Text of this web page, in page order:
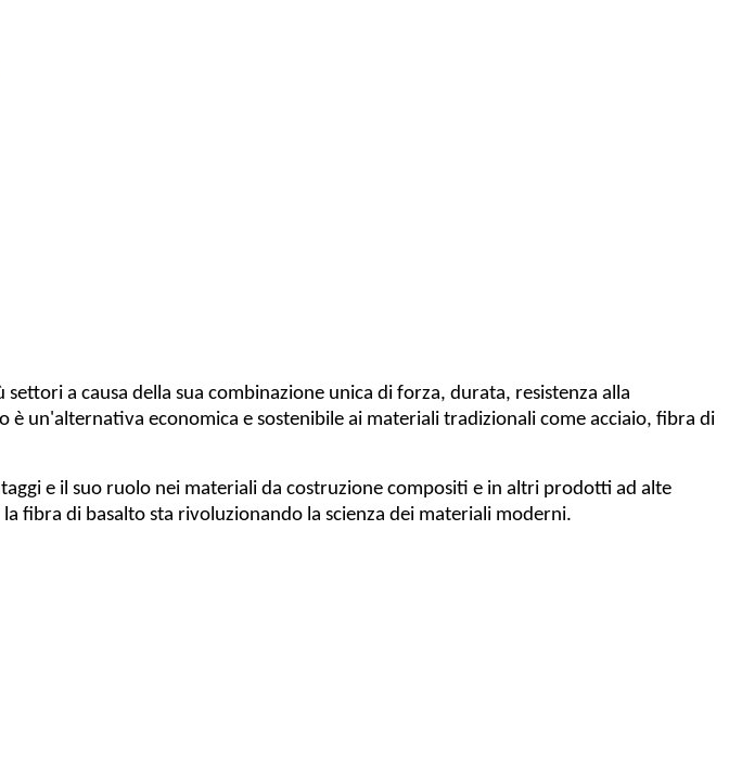
a causa della sua combinazione unica di forza, durata, resistenza alla
un'alternativa economica e sostenibile ai materiali tradizionali come acciaio, fibra di
e il suo ruolo nei materiali da costruzione compositi e in altri prodotti ad alte
fibra di basalto sta rivoluzionando la scienza dei materiali moderni.